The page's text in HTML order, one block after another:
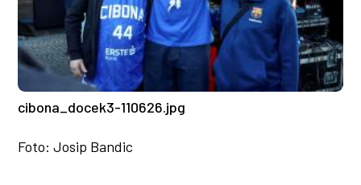
cibona_docek3-110626.jpg
Foto: Josip Bandic